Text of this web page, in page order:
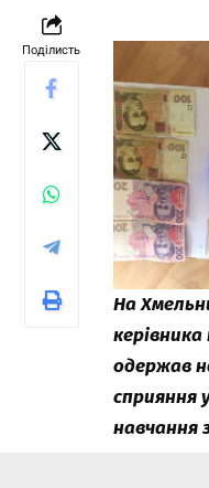
Поділисть
На
одержав
сприяння
навчання